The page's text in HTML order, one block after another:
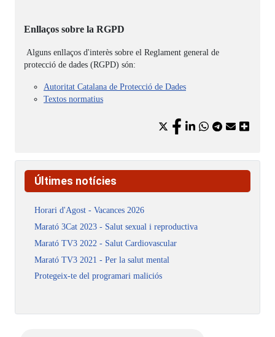
Enllaços sobre la RGPD
Alguns enllaços d'interès sobre el Reglament general de
protecció de dades (RGPD) són:
Autoritat Catalana de Protecció de Dades
Textos normatius
Últimes notícies
Horari d'Agost - Vacances 2026
Marató 3Cat 2023 - Salut sexual i reproductiva
Marató TV3 2022 - Salut Cardiovascular
Marató TV3 2021 - Per la salut mental
Protegeix-te del programari maliciós